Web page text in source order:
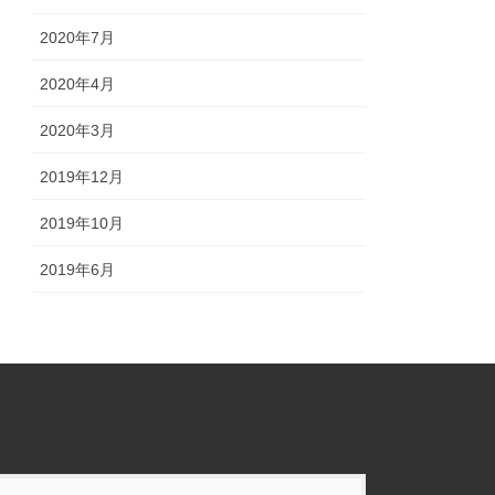
2020年7月
2020年4月
2020年3月
2019年12月
2019年10月
2019年6月